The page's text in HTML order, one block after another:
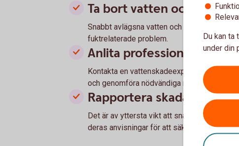
Ta bort vatten och torka
Snabbt avlägsna vatten och påbörja
fuktrelaterade problem.
Anlita professionell hjälp
Kontakta en vattenskadeexpert eller
och genomföra nödvändiga reparationer.
Rapportera skadan snabbt
Det är av yttersta vikt att snabbt
deras anvisningar för att säkerställa en
Du kan ta
under din